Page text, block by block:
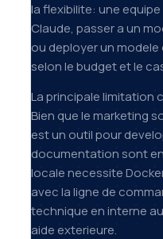
la flexibilite: une
Claude, passer a un
ou deployer un
selon le budget et le
La principale limitation
Bien que le marketing
est un outil pour
documentation sont
locale necessite
avec la ligne de
technique en interne
aide exterieure.